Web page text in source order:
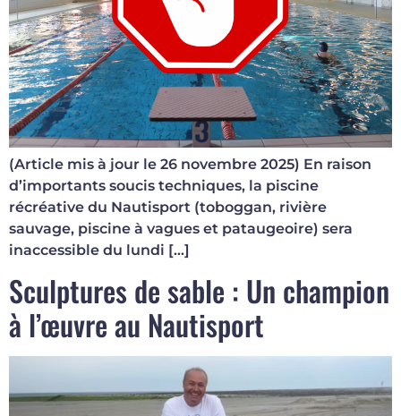
(Article mis à jour le 26 novembre 2025) En raison
d’importants soucis techniques, la piscine
récréative du Nautisport (toboggan, rivière
sauvage, piscine à vagues et pataugeoire) sera
inaccessible du lundi […]
Sculptures de sable : Un champion
à l’œuvre au Nautisport